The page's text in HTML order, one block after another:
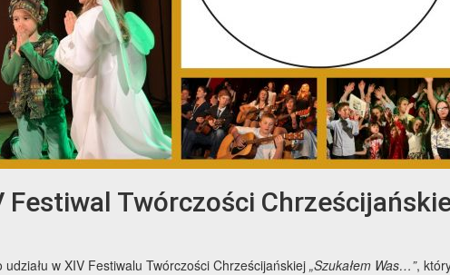
Festiwal Twórczości
w XIV Festiwalu Twórczości Chrześcijańskiej „Szukałem Was…”,